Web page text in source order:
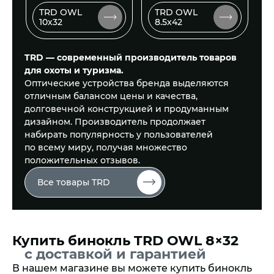
TRD OWL
10x32
TRD OWL
8.5x42
TRD — современный производитель товаров
для охоты и туризма.
Оптические устройства бренда выделяются
отличным балансом цены и качества,
долговечной конструкцией и продуманным
дизайном. Производитель продолжает
набирать популярность у пользователей
по всему миру, получая множество
положительных отзывов.
Все товары TRD
Купить бинокль TRD OWL 8×32
с доставкой и гарантией
В нашем магазине вы можете купить бинокль